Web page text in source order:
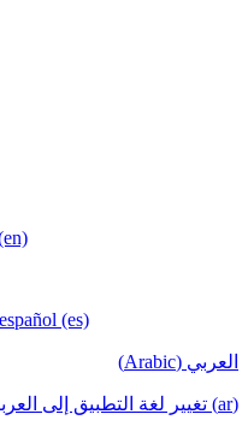
(es)
العربي (Arabic)
(ar) تغيير لغة التطبيق إلى العربية